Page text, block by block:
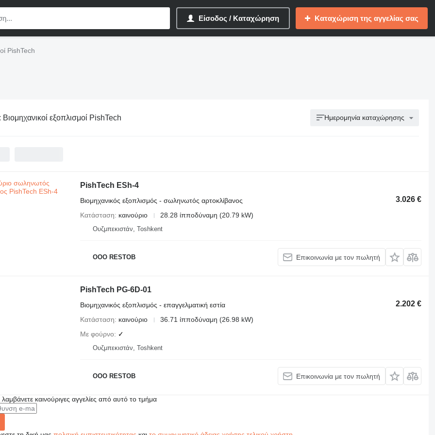
Είσοδος / Καταχώρηση Καταχώριση της αγγελίας σας
PishTech
Βιομηχανικοί εξοπλισμοί PishTech Ημερομηνία καταχώρησης
PishTech ESh-4
3.026 €
Βιομηχανικός εξοπλισμός - σωληνωτός αρτοκλίβανος
Κατάσταση
καινούριο 28.28 ίπποδύναμη (20.79 kW)
Ουζμπεκιστάν, Toshkent
OOO RESTOB Επικοινωνία με τον πωλητή
PishTech PG-6D-01
2.202 €
Βιομηχανικός εξοπλισμός - επαγγελματική εστία
Κατάσταση
καινούριο
36.71 ίπποδύναμη (26.98 kW)
Με φούρνο
✓
Ουζμπεκιστάν, Toshkent
OOO RESTOB Επικοινωνία με τον πωλητή
λαμβάνετε καινούριγες αγγελίες από αυτό το τμήμα